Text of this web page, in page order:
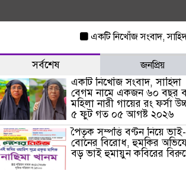
একটি নিখোঁজ সংবাদ,
সর্বশেষ জনপ্রিয়
একটি নিখোঁজ সংবাদ, সাহিদা
বেগম নামে একজন ৬০ বছর
মহিলা নারী গায়ের রং ফর্সা
৫ ফুট গত ০৫ আগষ্ট ২০২৬
পৈতৃক সম্পত্তি বণ্টন নিয়ে ভাই-
বোনের বিরোধ, হুমকির
বড় ভাই হুমায়ুন কবিরের